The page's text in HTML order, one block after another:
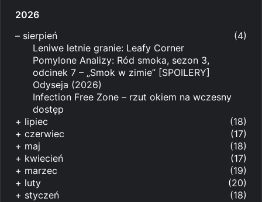
2026
– sierpień
(4)
Leniwe letnie granie: Leafy Corner
Pomylone Analizy: Ród smoka, sezon 3,
odcinek 7 – „Smok w zimie” [SPOILERY]
Odyseja (2026)
Infection Free Zone – rzut okiem na wczesny
dostęp
+ lipiec
(18)
+ czerwiec
(17)
+ maj
(18)
+ kwiecień
(17)
+ marzec
(19)
+ luty
(20)
+ styczeń
(18)